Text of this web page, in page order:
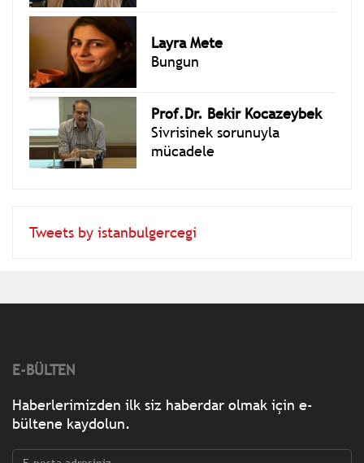
Layra Mete
Bungun
Prof.Dr. Bekir Kocazeybek
Sivrisinek sorunuyla
mücadele
Tweets by istanbulgercegi
E-BÜLTEN
Haberlerimizden ilk siz haberdar olmak için e-
bültene kaydolun.